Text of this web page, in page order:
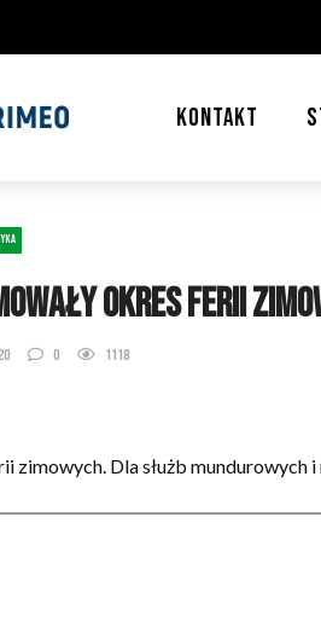
KONTAKT
okres ferii
0 1118
zimowych. Dla służb